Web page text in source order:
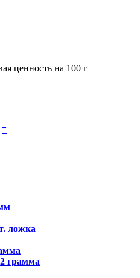
ценность на 100 г
-
ложка
2 грамма